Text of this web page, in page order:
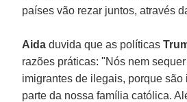
países vão rezar juntos, através
Aida duvida que as políticas
razões práticas: "Nós nem
imigrantes de ilegais, porque são
parte da nossa família católica.